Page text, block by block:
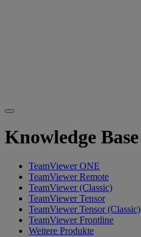
Knowledge Base
TeamViewer ONE
TeamViewer Remote
TeamViewer (Classic)
TeamViewer Tensor
TeamViewer Tensor (Classic)
TeamViewer Frontline
Weitere Produkte